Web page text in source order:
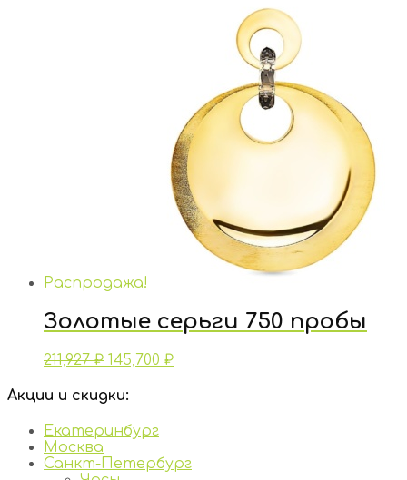
Распродажа!
Золотые серьги 750 пробы
211,927₽ 145,700 ₽
Акции и скидки:
Екатеринбург
Москва
Санкт-Петербург